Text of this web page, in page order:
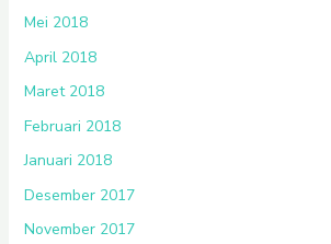
Mei 2018
April 2018
Maret 2018
Februari 2018
Januari 2018
Desember 2017
November 2017